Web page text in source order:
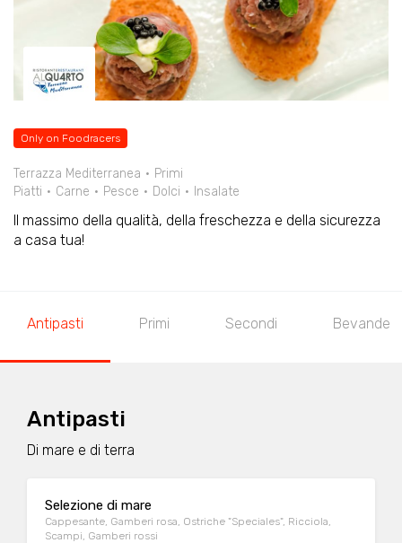
Only on Foodracers
Terrazza Mediterranea
Primi
Piatti
Carne Pesce Dolci Insalate
Il massimo della qualità, della freschezza e della sicurezza
a casa tua!
Antipasti Primi Secondi Bevande
Antipasti
Di mare e di terra
Selezione di mare
Cappesante, Gamberi rosa, Ostriche "Speciales", Ricciola,
Scampi, Gamberi rossi